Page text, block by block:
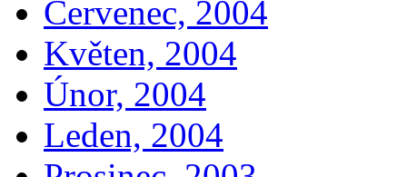
Červenec, 2004
Květen, 2004
Únor, 2004
Leden, 2004